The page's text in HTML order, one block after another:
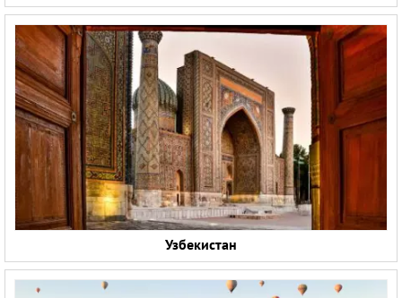
Узбекистан